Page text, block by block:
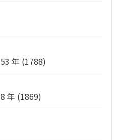
53 年 (1788)
8 年 (1869)